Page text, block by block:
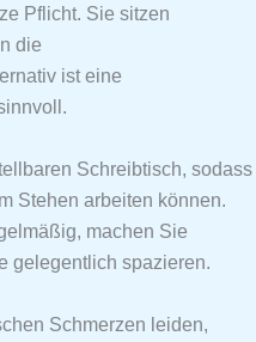
Pflicht. Sie sitzen
die
ist eine
Schreibtisch, sodass
Stehen arbeiten können.
machen Sie
gelegentlich spazieren.
Schmerzen leiden,